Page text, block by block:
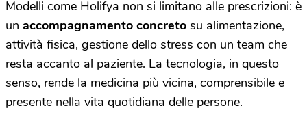
Modelli come Holifya non si limitano alle prescrizioni: è
un accompagnamento concreto su alimentazione,
attività fisica, gestione dello stress con un team che
resta accanto al paziente. La tecnologia, in questo
senso, rende la medicina più vicina, comprensibile e
presente nella vita quotidiana delle persone.